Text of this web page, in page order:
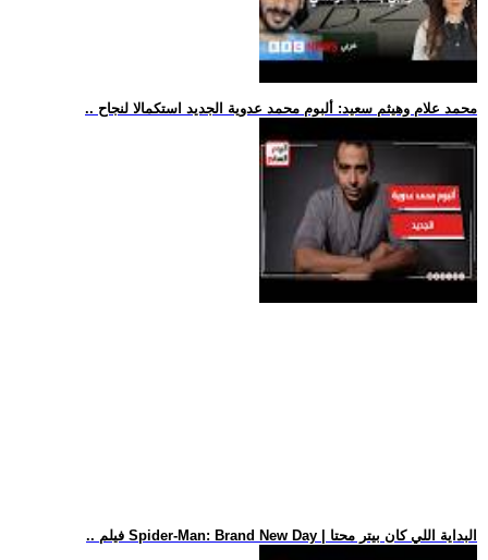
.. محمد علام وهيثم سعيد: ألبوم محمد عدوية الجديد استكمالا لنجاح
.. فيلم Spider-Man: Brand New Day | البداية اللي كان بيتر محتا